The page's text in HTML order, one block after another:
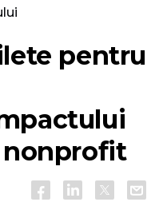
pentru
nonprofit